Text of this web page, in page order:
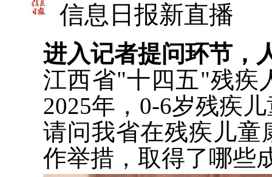
信息日报新直播
进入记者提问环节，
江西省"十四五"残疾
2025年，0-6岁残疾
请问我省在残疾儿童
作举措，取得了哪些